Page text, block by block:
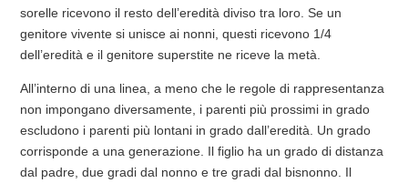
sorelle ricevono il resto dell’eredità diviso tra loro. Se un
genitore vivente si unisce ai nonni, questi ricevono 1/4
dell’eredità e il genitore superstite ne riceve la metà.
All’interno di una linea, a meno che le regole di rappresentanza
non impongano diversamente, i parenti più prossimi in grado
escludono i parenti più lontani in grado dall’eredità. Un grado
corrisponde a una generazione. Il figlio ha un grado di distanza
dal padre, due gradi dal nonno e tre gradi dal bisnonno. Il